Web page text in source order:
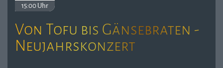
15:00 Uhr
Von Tofu bis Gänsebraten -
Neujahrskonzert